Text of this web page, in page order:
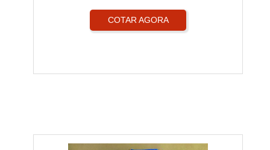
COTAR AGORA